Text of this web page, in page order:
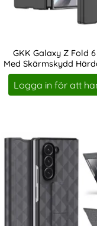
Härdat Glas Guld
I lager
Galaxy Z Fold
GKK Galaxy Z Fold
Med Skärmskydd
Svart
Art. nr 229722
Logga in för att